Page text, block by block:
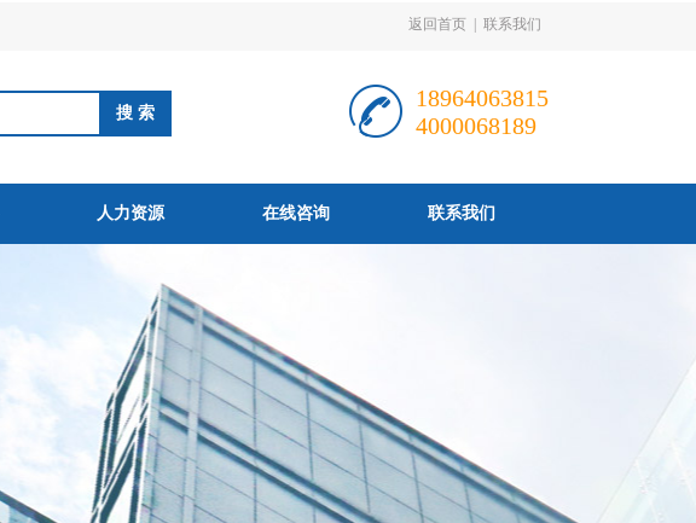
返回首页 联系我们
18964063815
4000068189
人力资源 在线咨询 联系我们